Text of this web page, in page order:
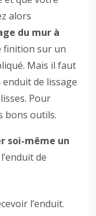
alors
du mur à
finition sur un
Mais il faut
de lissage
Pour
bons outils.
soi-même un
de
l’enduit.